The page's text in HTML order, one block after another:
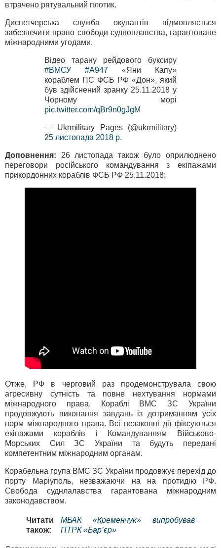
втрачено рятувальний плотик.
Диспетчерська служба окупантів відмовляється
забезпечити право свободи судноплавства, гарантоване
міжнародними угодами.
Відео тарану рейдового буксиру
#ВМСУ
#A947 «Яни Капу»
кораблем ПС ФСБ РФ «Дон», який
був здійснений зранку 25.11.2018 у
Чорному морі
pic.twitter.com/qBr9n0gJgM
— Ukrmilitary Pages (@ukrmilitary)
25 листопада 2018 р.
Доповнення: 26 листопада також було оприлюднено
переговори російського командування з екіпажами
прикордонних кораблів ФСБ РФ 25.11.2018:
Отже, РФ в черговий раз продемонструвала свою
агресивну сутність та повне нехтування нормами
міжнародного права. Кораблі ВМС ЗС України
продовжують виконання завдань із дотриманням усіх
норм міжнародного права. Всі незаконні дії фіксуються
екіпажами кораблів і Командуванням Військово-
Морських Сил ЗС України та будуть передані
компетентним міжнародним органам.
Корабельна група ВМС ЗС України продовжує перехід до
порту Маріуполь, незважаючи на на протидію РФ.
Свобода суднлалавства гарантована міжнародним
законодавством.
Читати
також:
МБАК «Кременчук» випробував
ПТРК «Бар’єр»